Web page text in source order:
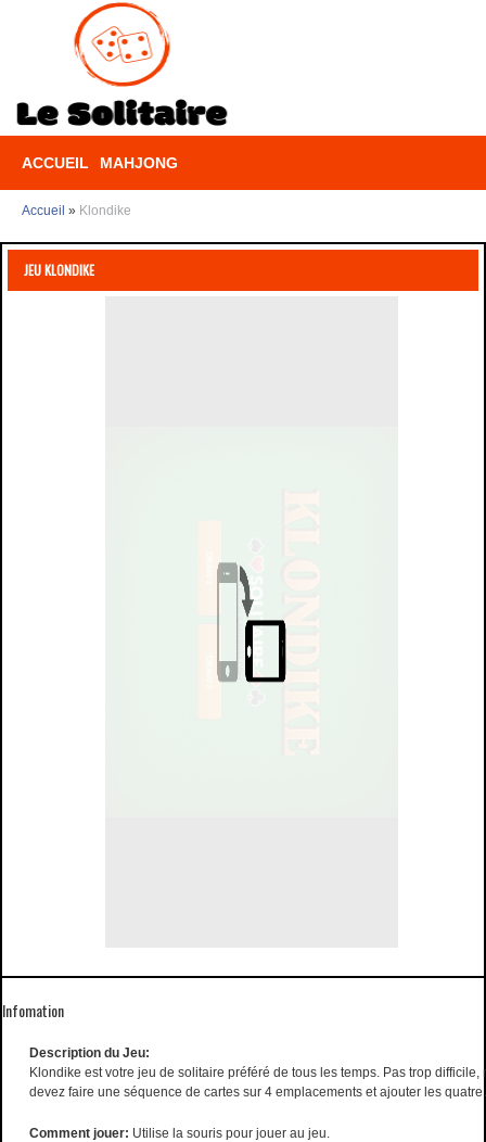
ACCUEIL MAHJONG
Accueil » Klondike
JEU KLONDIKE
Infomation
Description du Jeu:
Klondike est votre jeu de solitaire préféré de tous les temps. Pas trop
devez faire une séquence de cartes sur 4 emplacements et ajouter les quatre
Comment jouer: Utilise la souris pour jouer au jeu.